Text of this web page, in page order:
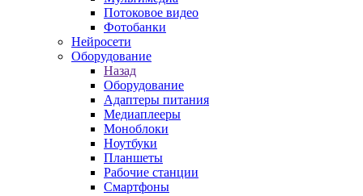
Потоковое видео
Фотобанки
Нейросети
Оборудование
Назад
Оборудование
Адаптеры питания
Медиаплееры
Моноблоки
Ноутбуки
Планшеты
Рабочие станции
Смартфоны